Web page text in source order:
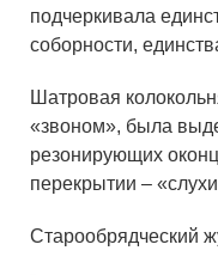
подчеркивала
соборности,
Шатровая
«звоном», была
резонирующих
перекрытии –
Старообрядческий